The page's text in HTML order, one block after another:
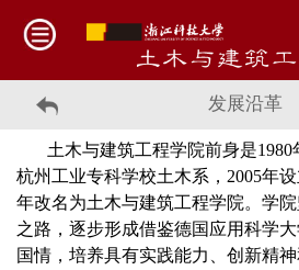
发展沿革
土木与建筑工程学院前身是
杭州工业专科学校土木系，2005年
年改名为土木与建筑工程学院。学
之路，逐步形成借鉴德国应用科学
国情，培养具有实践能力、创新精